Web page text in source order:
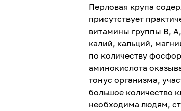
Перловая крупа
присутствует
витамины группы В,
калий, кальций,
по количеству
аминокислота
тонус организма,
большое количество
необходима людям,